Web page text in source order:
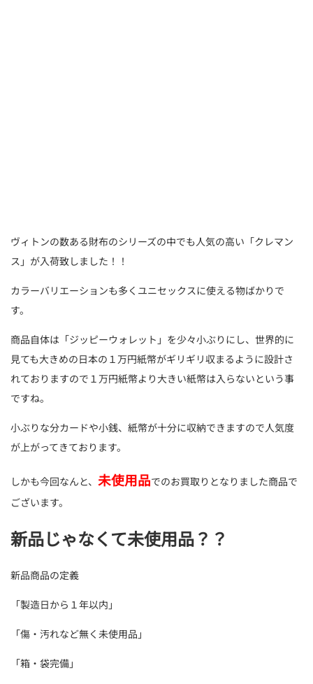
ヴィトンの数ある財布のシリーズの中でも人気の高い「クレマン
ス」が入荷致しました！！
カラーバリエーションも多くユニセックスに使える物ばかりで
す。
商品自体は「ジッピーウォレット」を少々小ぶりにし、世界的に
見ても大きめの日本の１万円紙幣がギリギリ収まるように設計さ
れておりますので１万円紙幣より大きい紙幣は入らないという事
ですね。
小ぶりな分カードや小銭、紙幣が十分に収納できますので人気度
が上がってきております。
しかも今回なんと、 未使用品でのお買取りとなりました商品で
ございます。
新品じゃなくて未使用品？？
新品商品の定義
「製造日から１年以内」
「傷・汚れなど無く未使用品」
「箱・袋完備」